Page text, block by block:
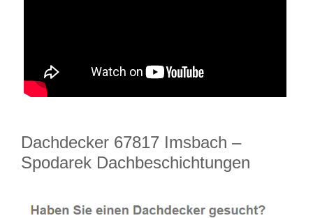
Dachdecker 67817 Imsbach –
Spodarek Dachbeschichtungen